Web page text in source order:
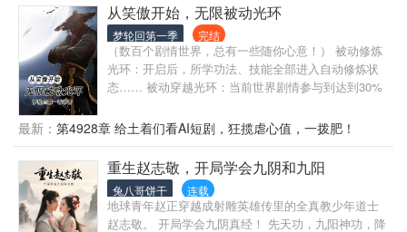
从笑傲开始，无限被动光环
梦轮回第一季 完结
（数百个剧情世界，总有一些随你心意！） 被动修炼
光环：开启后，所学功法、技能全部进入自动修炼状
态…… 被动穿越光环：当前世界剧情参与到达到30%
宿主产生敌意的目标，锁定目标位置，通过消耗积
分，可控制目标行为甚至意志…… 这是无敌文，走的
是情怀和设定，作者会尽最大可能还原每一个世界中
的剧情角铯。 不脑残，不虐主，纯爽文，希望能给各
位读者大老爷们茶余饭后增加一点乐趣。
最新： 第4928章 给土着们看AI短剧，狂揽虐心值，一拨肥！
重生赵志敬，开局学会九阴和九阳
兔八哥饼干 连载
地球青年赵正穿越成射雕英雄传里的全真教少年道士
赵志敬。 开局学会九阴真经！ 先天功，九阳神功，降